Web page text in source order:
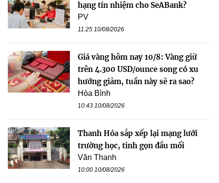
hạng tín nhiệm cho SeABank?
PV
11:25 10/08/2026
Giá vàng hôm nay 10/8: Vàng giữ
trên 4.300 USD/ounce song có xu
hướng giảm, tuần này sẽ ra sao?
Hòa Bình
10:43 10/08/2026
Thanh Hóa sắp xếp lại mạng lưới
trường học, tinh gọn đầu mối
Văn Thanh
10:00 10/08/2026